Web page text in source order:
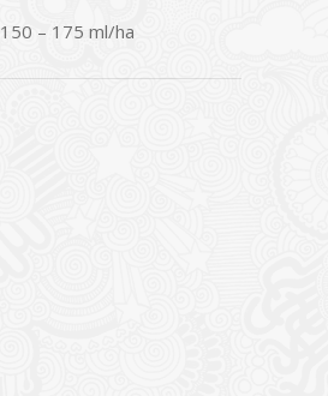
150 – 175 ml/ha